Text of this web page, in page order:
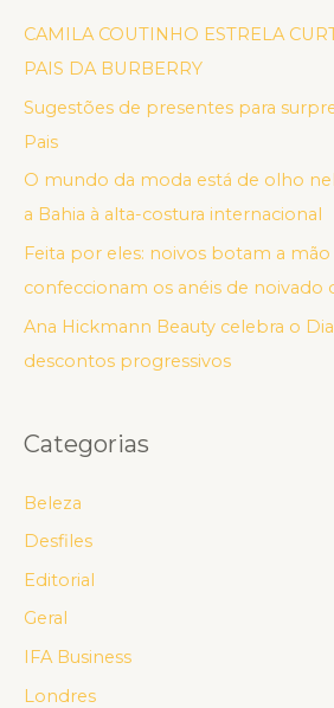
CAMILA COUTINHO ESTRELA
PAIS DA BURBERRY
Sugestões de presentes para
Pais
O mundo da moda está de olho
a Bahia à alta-costura internacional
Feita por eles: noivos botam a mão
confeccionam os anéis de noivado
Ana Hickmann Beauty celebra o
descontos progressivos
Categorias
Beleza
Desfiles
Editorial
Geral
IFA Business
Londres